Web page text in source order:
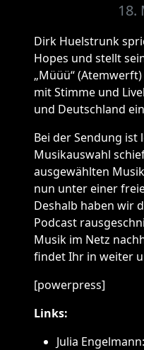
18.
Dirk Huelstrunk
Hopes und stellt
„Müüü“
mit Stimme und
und Deutschland
Bei der Sendung
Musikauswahl
ausgewählten
nun unter einer
Deshalb haben wir
Podcast
Musik im Netz
findet Ihr in weiter
[powerpress]
Links:
Julia Engelmann: